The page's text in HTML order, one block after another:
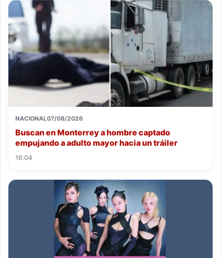
NACIONAL07/08/2026
Buscan en Monterrey a hombre captado
empujando a adulto mayor hacia un tráiler
16:04